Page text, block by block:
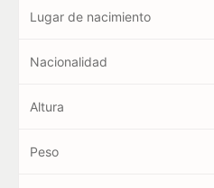
Lugar de nacimiento
Nacionalidad
Altura
Peso